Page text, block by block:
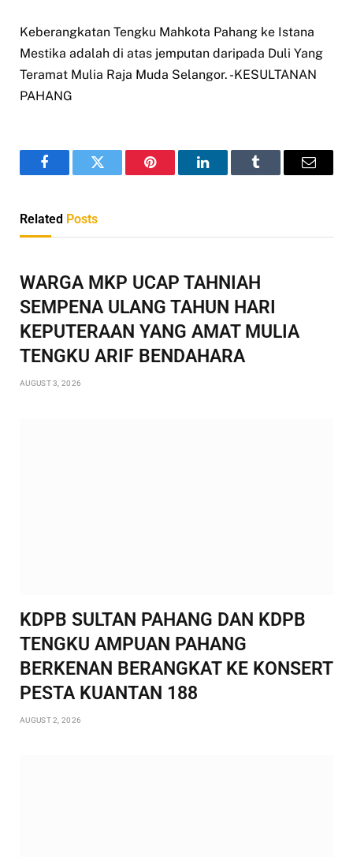
Keberangkatan Tengku Mahkota Pahang ke Istana
Mestika adalah di atas jemputan daripada Duli Yang
Teramat Mulia Raja Muda Selangor. -KESULTANAN
PAHANG
FacebookTwitter Pinterest LinkedInTumblr Email
Related Posts
WARGA MKP UCAP TAHNIAH
SEMPENA ULANG TAHUN HARI
KEPUTERAAN YANG AMAT MULIA
TENGKU ARIF BENDAHARA
AUGUST 3, 2026
KDPB SULTAN PAHANG DAN KDPB
TENGKU AMPUAN PAHANG
BERKENAN BERANGKAT KE KONSERT
PESTA KUANTAN 188
AUGUST 2, 2026